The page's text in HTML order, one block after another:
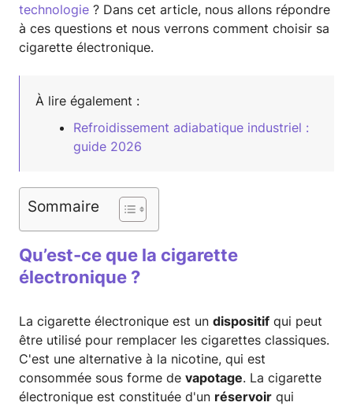
technologie ? Dans cet article, nous allons répondre
à ces questions et nous verrons comment choisir sa
cigarette électronique.
À lire également :
Refroidissement adiabatique industriel :
guide 2026
Sommaire
Qu’est-ce que la cigarette
électronique ?
La cigarette électronique est un dispositif qui peut
être utilisé pour remplacer les cigarettes classiques.
C'est une alternative à la nicotine, qui est
consommée sous forme de vapotage. La cigarette
électronique est constituée d'un réservoir qui